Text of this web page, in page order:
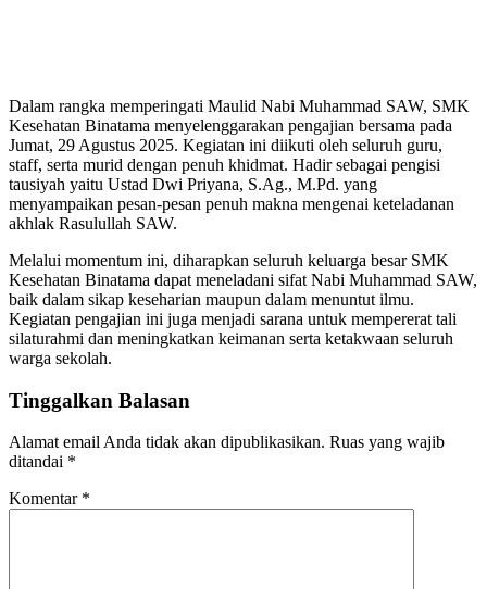
Dalam rangka memperingati Maulid Nabi Muhammad SAW, SMK
Kesehatan Binatama menyelenggarakan pengajian bersama pada
Jumat, 29 Agustus 2025. Kegiatan ini diikuti oleh seluruh guru,
staff, serta murid dengan penuh khidmat. Hadir sebagai pengisi
tausiyah yaitu Ustad Dwi Priyana, S.Ag., M.Pd. yang
menyampaikan pesan-pesan penuh makna mengenai keteladanan
akhlak Rasulullah SAW.
Melalui momentum ini, diharapkan seluruh keluarga besar SMK
Kesehatan Binatama dapat meneladani sifat Nabi Muhammad SAW,
baik dalam sikap keseharian maupun dalam menuntut ilmu.
Kegiatan pengajian ini juga menjadi sarana untuk mempererat tali
silaturahmi dan meningkatkan keimanan serta ketakwaan seluruh
warga sekolah.
Tinggalkan Balasan
Alamat email Anda tidak akan dipublikasikan. Ruas yang wajib
ditandai *
Komentar *